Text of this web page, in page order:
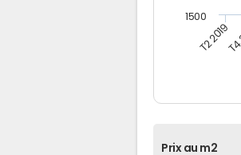
T2 2019
1500
Prix au m2